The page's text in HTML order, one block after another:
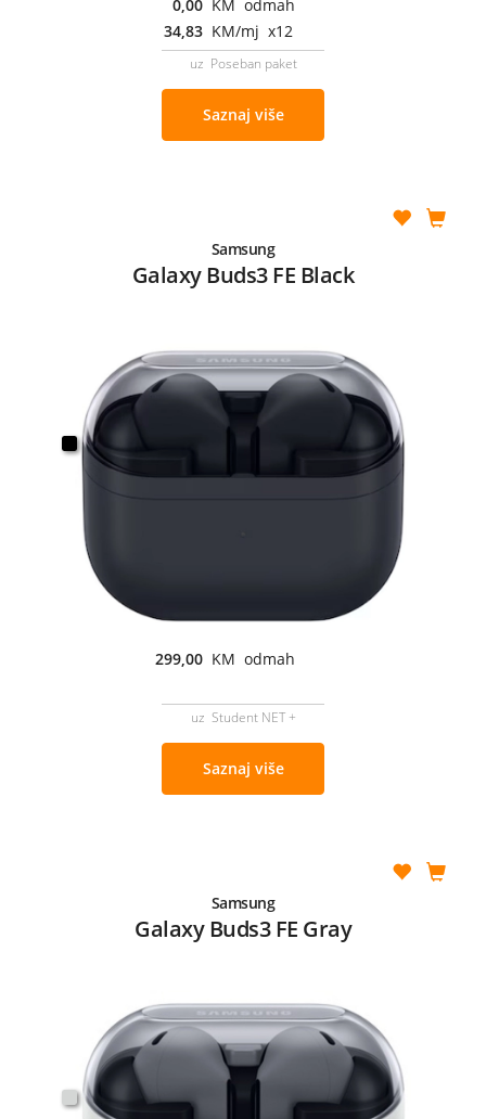
0,00 KM odmah
34,83 KM/mj x12
uz Poseban paket
Saznaj više
Samsung
Galaxy Buds3 FE Black
299,00 KM odmah
uz Student NET +
Saznaj više
Samsung
Galaxy Buds3 FE Gray